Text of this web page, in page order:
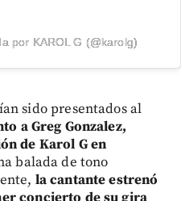
por KAROL G (@karolg)
sido presentados al
a Greg Gonzalez,
de Karol G en
balada de tono
la cantante estrenó